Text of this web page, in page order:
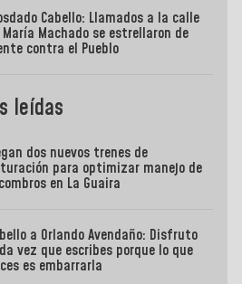
Cabello: Llamados a la calle
María Machado se estrellaron de
contra el Pueblo
leídas
dos nuevos trenes de
para optimizar manejo de
en La Guaira
a Orlando Avendaño: Disfruto
vez que escribes porque lo que
es embarrarla